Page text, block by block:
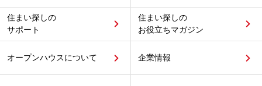
住まい探しの
サポート
住まい探しの
お役立ちマガジン
オープンハウスについて 企業情報